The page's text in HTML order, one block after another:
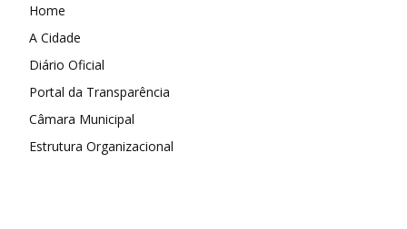
Home
A Cidade
Diário Oficial
Portal da Transparência
Câmara Municipal
Estrutura Organizacional